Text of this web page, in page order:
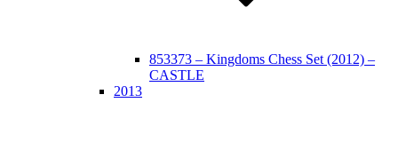
853373 – Kingdoms Chess Set (2012) –
CASTLE
2013